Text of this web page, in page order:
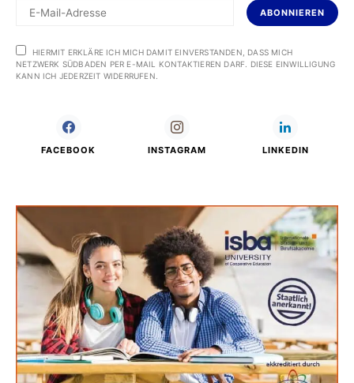
ABONNIEREN
HIERMIT ERKLÄRE ICH MICH DAMIT EINVERSTANDEN, DASS MICH
NETZWERK SÜDBADEN PER E-MAIL KONTAKTIEREN DARF. DIESE EINWILLIGUNG
KANN ICH JEDERZEIT WIDERRUFEN.
FACEBOOK INSTAGRAM LINKEDIN